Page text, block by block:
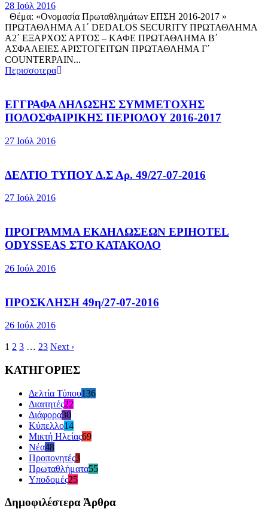
28 Ιούλ 2016
Θέμα: «Ονομασία Πρωταθλημάτων ΕΠΣΗ 2016-2017 »
ΠΡΩΤΑΘΛΗΜΑ Α1΄ DEDALOS SECURITY ΠΡΩΤΑΘΛΗΜΑ
Α2΄ ΕΞΑΡΧΟΣ ΑΡΤΟΣ – ΚΑΦΕ ΠΡΩΤΑΘΛΗΜΑ Β΄
ΑΣΦΑΛΕΙΕΣ ΑΡΙΣΤΟΓΕΙΤΩΝ ΠΡΩΤΑΘΛΗΜΑ Γ΄
COUNTERPAIN...
Περισσοτερα
ΕΓΓΡΑΦΑ ΔΗΛΩΣΗΣ ΣΥΜΜΕΤΟΧΗΣ
ΠΟΔΟΣΦΑΙΡΙΚΗΣ ΠΕΡΙΟΔΟΥ 2016-2017
27 Ιούλ 2016
ΔΕΛΤΙΟ ΤΥΠΟΥ Δ.Σ Αρ. 49/27-07-2016
27 Ιούλ 2016
ΠΡΟΓΡΑΜΜΑ ΕΚΔΗΛΩΣΕΩΝ EPIHOTEL
ODYSSEAS ΣΤΟ ΚΑΤΑΚΟΛΟ
26 Ιούλ 2016
ΠΡΟΣΚΛΗΣΗ 49η/27-07-2016
26 Ιούλ 2016
1 2 3 … 23 Next ›
ΚΑΤΗΓΟΡΙΕΣ
Δελτία Τύπου136
Διαιτητές22
Διάφορα30
Κύπελλο14
Μικτή Ηλείας69
Νέα48
Προπονητές3
Πρωταθλήματα55
Υποδομές25
Δημοφιλέστερα Άρθρα